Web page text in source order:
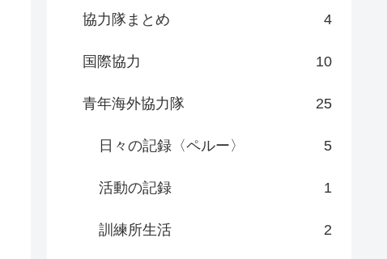
協力隊まとめ 4
国際協力 10
青年海外協力隊 25
日々の記録〈ペルー〉 5
活動の記録 1
訓練所生活 2